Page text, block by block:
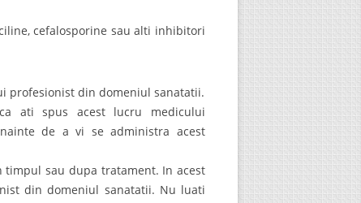
cefalosporine sau alti inhibitori
profesionist din domeniul sanatatii.
ati spus acest lucru medicului
de a vi se administra acest
sau dupa tratament. In acest
din domeniul sanatatii. Nu luati